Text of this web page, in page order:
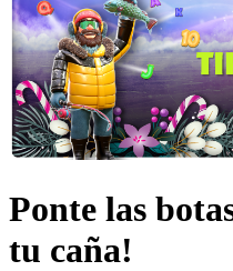
Ponte las
tu caña!